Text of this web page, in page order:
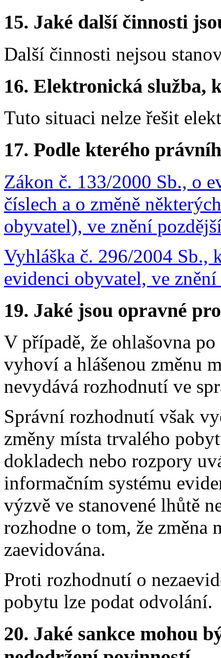
15. Jaké další činnosti
Další činnosti nejsou
16. Elektronická služba,
Tuto situaci nelze řešit
17. Podle kterého
Zákon č. 133/2000 Sb., o
číslech a o změně
obyvatel), ve znění
Vyhláška č. 296/2004 Sb.,
evidenci obyvatel, ve
19. Jaké jsou opravné
V případě, že ohlašovna
vyhoví a hlášenou změnu
nevydává rozhodnutí ve
Správní rozhodnutí však
změny místa trvalého
dokladech nebo rozpory
informačním systému
výzvě ve stanovené lhůtě
rozhodne o tom, že změna
zaevidována.
Proti rozhodnutí o
pobytu lze podat odvolání.
20. Jaké sankce mohou